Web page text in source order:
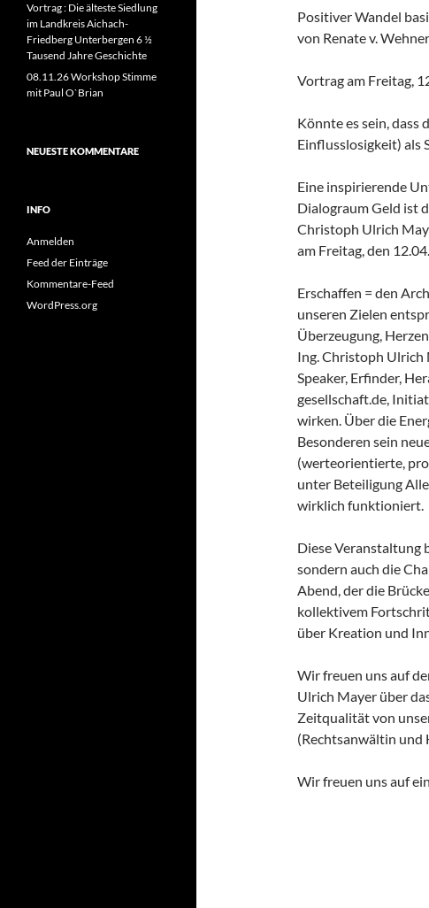
Positiver Wandel
von Renate v.
Vortrag am Freitag,
Könnte es sein,
Einflusslosigkeit) als
Eine inspirierende
Dialograum Geld ist
Christoph Ulrich
am Freitag, den
Erschaffen = den
unseren Zielen
Überzeugung,
Ing. Christoph Ulrich
Speaker, Erfinder,
gesellschaft.de,
wirken. Über die
Besonderen sein
(werteorientierte,
unter Beteiligung
wirklich funktioniert.
Diese Veranstaltung
sondern auch die
Abend, der die
kollektivem
über Kreation und
Wir freuen uns auf
Ulrich Mayer über
Zeitqualität von
(Rechtsanwältin und
Wir freuen uns auf
Vortrag : Die älteste Siedlung
im Landkreis Aichach-
Friedberg Unterbergen 6 ½
Tausend Jahre Geschichte
08.11.26 Workshop Stimme
mit Paul O`Brian
NEUESTE KOMMENTARE
INFO
Anmelden
Feed der Einträge
Kommentare-Feed
WordPress.org